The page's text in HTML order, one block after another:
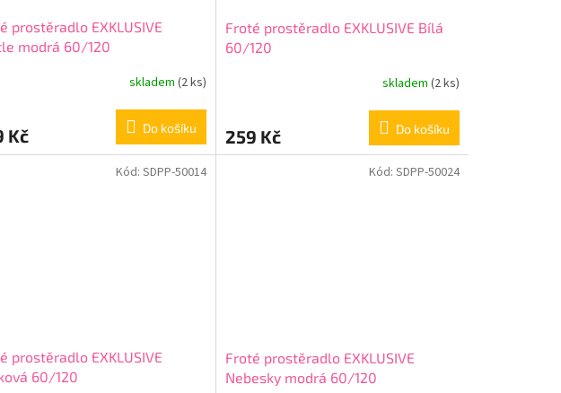
prostěradlo EXKLUSIVE
modrá 60/120
skladem (2 ks)
Kč Do košíku
Froté prostěradlo EXKLUSIVE Bílá
60/120
skladem (2 ks)
259 Kč Do košíku
prostěradlo EXKLUSIVE
60/120
Kód: SDPP-50014
Froté prostěradlo EXKLUSIVE
Nebesky modrá 60/120
Kód: SDPP-50024